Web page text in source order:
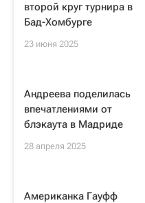
второй круг турнира в
Бад-Хомбурге
23 июня 2025
Андреева поделилась
впечатлениями от
блэкаута в Мадриде
28 апреля 2025
Американка Гауфф